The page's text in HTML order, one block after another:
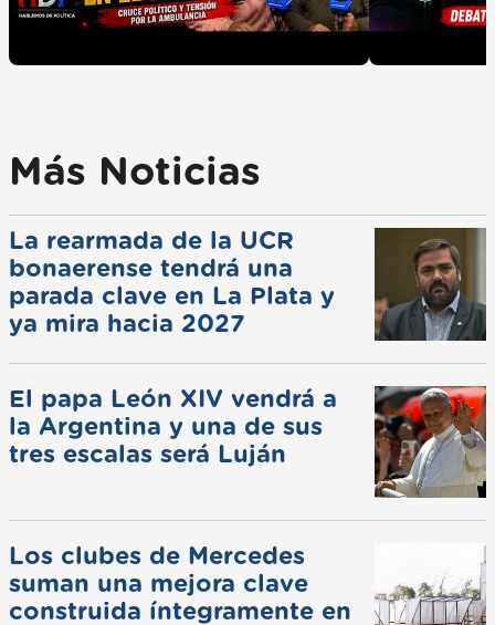
Más Noticias
La rearmada de la UCR
bonaerense tendrá una
parada clave en La Plata y
ya mira hacia 2027
El papa León XIV vendrá a
la Argentina y una de sus
tres escalas será Luján
Los clubes de Mercedes
suman una mejora clave
construida íntegramente en